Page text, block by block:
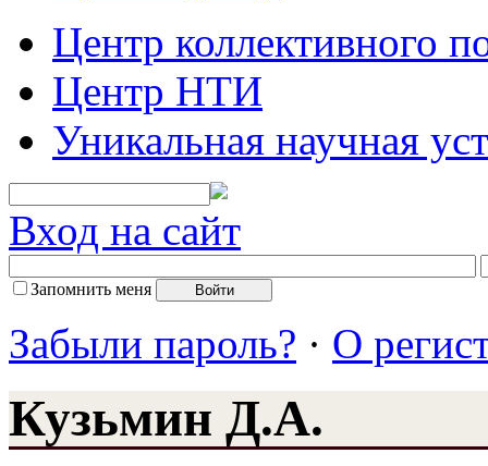
Центр коллективного
Центр НТИ
Уникальная научная
Вход на сайт
Запомнить меня
Забыли пароль? · О
Кузьмин Д.А.